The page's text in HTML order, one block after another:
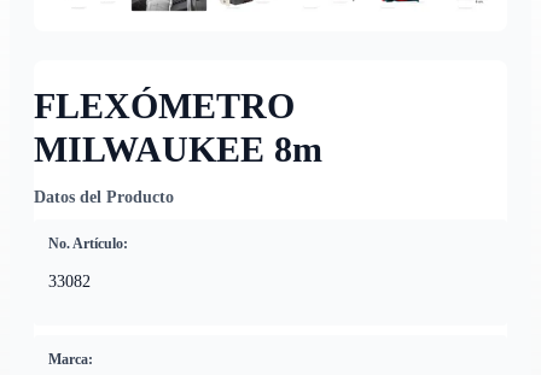
FLEXÓMETRO
MILWAUKEE 8m
Datos del Producto
No. Artículo:
33082
Marca: